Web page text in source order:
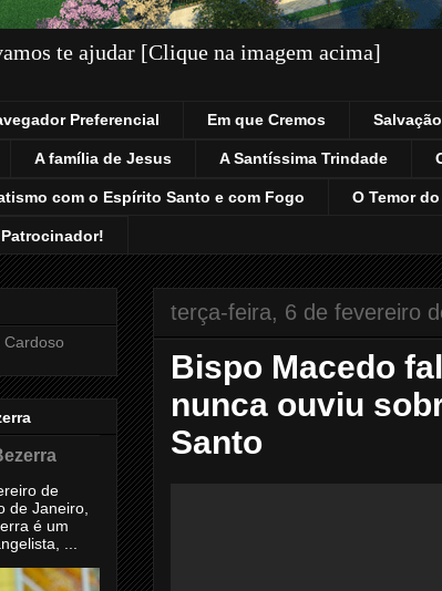
te ajudar [Clique na imagem acima]
Preferencial Em que Cremos
A família de Jesus A Santíssima Trindade
com o Espírito Santo e com Fogo O Temor do
terça-feira, 6 de fevereiro
Bispo Macedo
nunca ouviu
Santo
de
de Janeiro,
é um
...